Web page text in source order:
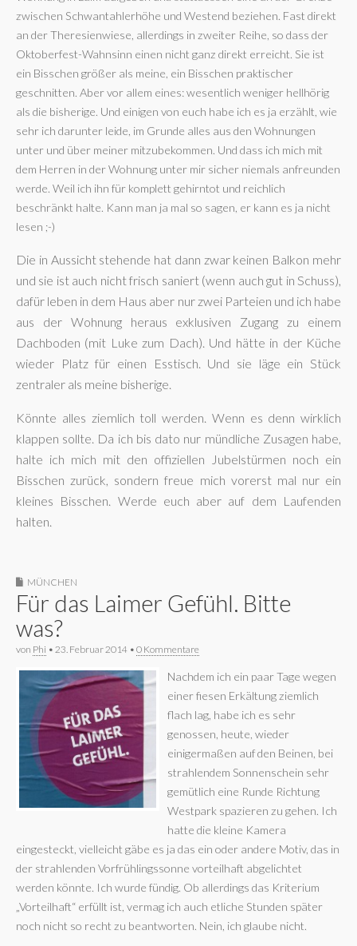
zwischen Schwantahlerhöhe und Westend beziehen. Fast direkt
an der Theresienwiese, allerdings in zweiter Reihe, so dass der
Oktoberfest-Wahnsinn einen nicht ganz direkt erreicht. Sie ist
ein Bisschen größer als meine, ein Bisschen praktischer
geschnitten. Aber vor allem eines: wesentlich weniger hellhörig
als die bisherige. Und einigen von euch habe ich es ja erzählt, wie
sehr ich darunter leide, im Grunde alles aus den Wohnungen
unter und über meiner mitzubekommen. Und dass ich mich mit
dem Herren in der Wohnung unter mir sicher niemals anfreunden
werde. Weil ich ihn für komplett gehirntot und reichlich
beschränkt halte. Kann man ja mal so sagen, er kann es ja nicht
lesen ;-)
Die in Aussicht stehende hat dann zwar keinen Balkon mehr
und sie ist auch nicht frisch saniert (wenn auch gut in Schuss),
dafür leben in dem Haus aber nur zwei Parteien und ich habe
aus der Wohnung heraus exklusiven Zugang zu einem
Dachboden (mit Luke zum Dach). Und hätte in der Küche
wieder Platz für einen Esstisch. Und sie läge ein Stück
zentraler als meine bisherige.
Könnte alles ziemlich toll werden. Wenn es denn wirklich
klappen sollte. Da ich bis dato nur mündliche Zusagen habe,
halte ich mich mit den offiziellen Jubelstürmen noch ein
Bisschen zurück, sondern freue mich vorerst mal nur ein
kleines Bisschen. Werde euch aber auf dem Laufenden
halten.
MÜNCHEN
Für das Laimer Gefühl. Bitte
was?
von Phi • 23. Februar 2014 • 0 Kommentare
Nachdem ich ein paar Tage wegen
einer fiesen Erkältung ziemlich
flach lag, habe ich es sehr
genossen, heute, wieder
einigermaßen auf den Beinen, bei
strahlendem Sonnenschein sehr
gemütlich eine Runde Richtung
Westpark spazieren zu gehen. Ich
hatte die kleine Kamera
eingesteckt, vielleicht gäbe es ja das ein oder andere Motiv, das in
der strahlenden Vorfrühlingssonne vorteilhaft abgelichtet
werden könnte. Ich wurde fündig. Ob allerdings das Kriterium
„Vorteilhaft“ erfüllt ist, vermag ich auch etliche Stunden später
noch nicht so recht zu beantworten. Nein, ich glaube nicht.